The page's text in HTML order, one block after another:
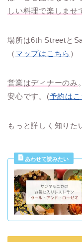
しい料理で楽しませ
場所は6th Streetと
（ マップはこちら ）
営業はディナーのみ
安心です。(予約は
もっと詳しく知りた